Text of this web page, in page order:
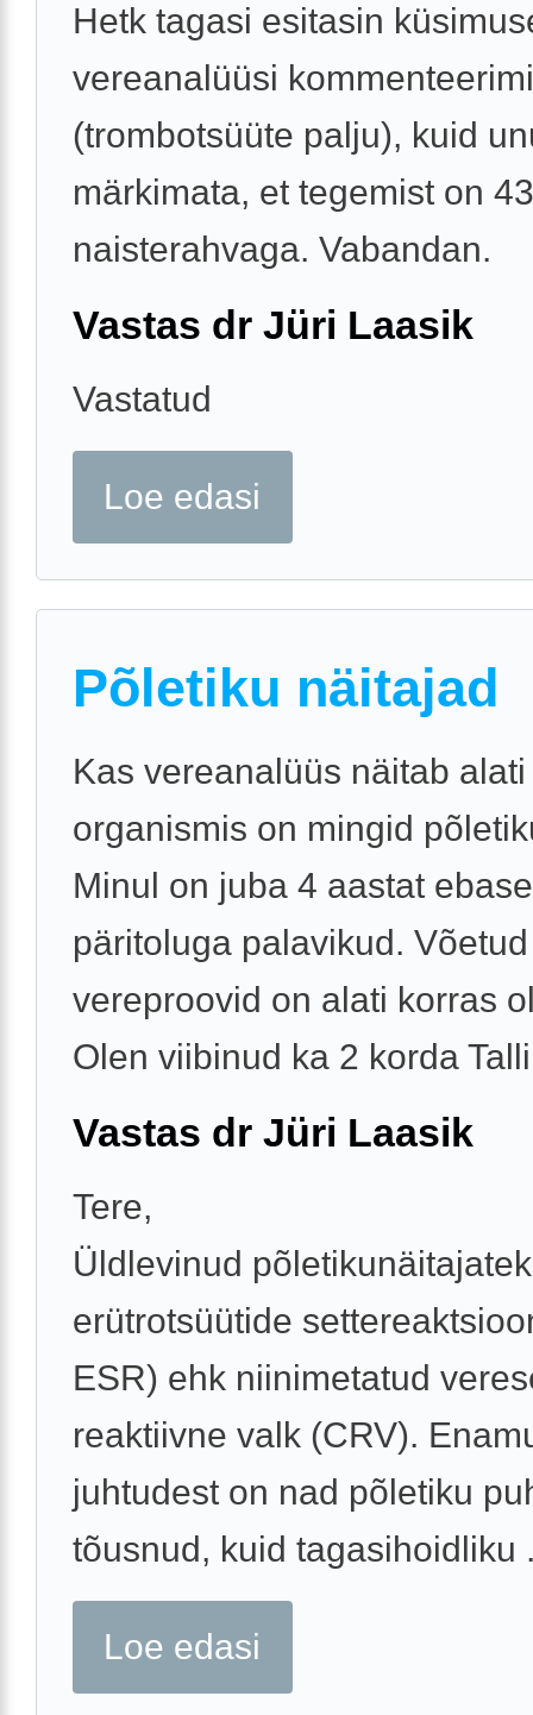
Hetk tagasi esitasin
vereanalüüsi
(trombotsüüte palju), kuid
märkimata, et tegemist on
naisterahvaga. Vabandan.
Vastas dr Jüri Laasik
Vastatud
Loe edasi
Põletiku näitajad
Kas vereanalüüs näitab
organismis on mingid
Minul on juba 4 aastat
päritoluga palavikud. Võetud
vereproovid on alati korras
Olen viibinud ka 2 korda
Vastas dr Jüri Laasik
Tere,
Üldlevinud
erütrotsüütide
ESR) ehk niinimetatud
reaktiivne valk (CRV).
juhtudest on nad põletiku
tõusnud, kuid tagasihoidliku
Loe edasi